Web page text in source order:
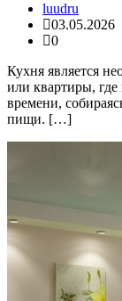
luudru
03.05.2026
0
Кухня является
или квартиры, где
времени,
пищи. […]